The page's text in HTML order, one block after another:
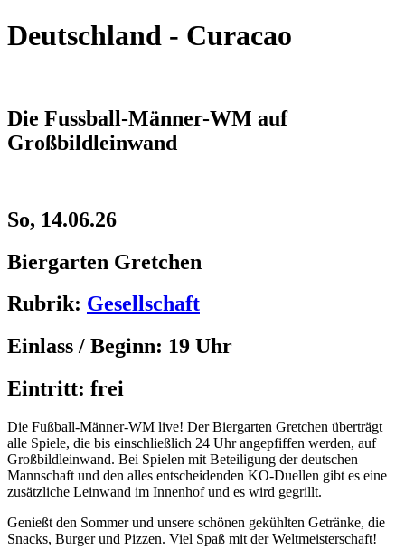
Deutschland - Curacao
Die Fussball-Männer-WM auf
Großbildleinwand
So, 14.06.26
Biergarten Gretchen
Rubrik: Gesellschaft
Einlass / Beginn: 19 Uhr
Eintritt: frei
Die Fußball-Männer-WM live! Der Biergarten Gretchen überträgt
alle Spiele, die bis einschließlich 24 Uhr angepfiffen werden, auf
Großbildleinwand. Bei Spielen mit Beteiligung der deutschen
Mannschaft und den alles entscheidenden KO-Duellen gibt es eine
zusätzliche Leinwand im Innenhof und es wird gegrillt.
Genießt den Sommer und unsere schönen gekühlten Getränke, die
Snacks, Burger und Pizzen. Viel Spaß mit der Weltmeisterschaft!